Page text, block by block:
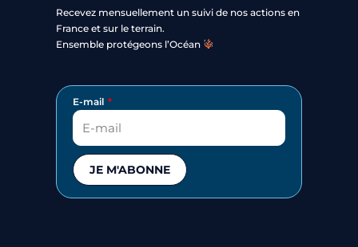
Recevez mensuellement un suivi de nos actions en
France et sur le terrain.
Ensemble protégeons l’Océan
E-mail
JE M'ABONNE